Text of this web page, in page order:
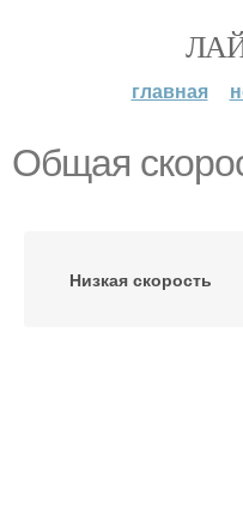
главная
Общая
Низкая скорость